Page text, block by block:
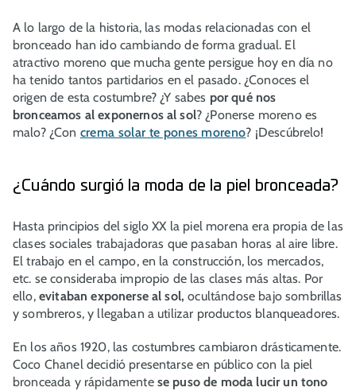
A lo largo de la historia, las modas relacionadas con el
bronceado han ido cambiando de forma gradual. El
atractivo moreno que mucha gente persigue hoy en día no
ha tenido tantos partidarios en el pasado. ¿Conoces el
origen de esta costumbre? ¿Y sabes por qué nos
bronceamos al exponernos al sol? ¿Ponerse moreno es
malo? ¿Con crema solar te pones moreno? ¡Descúbrelo!
¿Cuándo surgió la moda de la piel bronceada?
Hasta principios del siglo XX la piel morena era propia de las
clases sociales trabajadoras que pasaban horas al aire libre.
El trabajo en el campo, en la construcción, los mercados,
etc. se consideraba impropio de las clases más altas. Por
ello,evitaban exponerse al sol, ocultándose bajo sombrillas
y sombreros, y llegaban a utilizar productos blanqueadores.
En los años 1920, las costumbres cambiaron drásticamente.
Coco Chanel decidió presentarse en público con la piel
bronceada y rápidamente se puso de moda lucir un tono